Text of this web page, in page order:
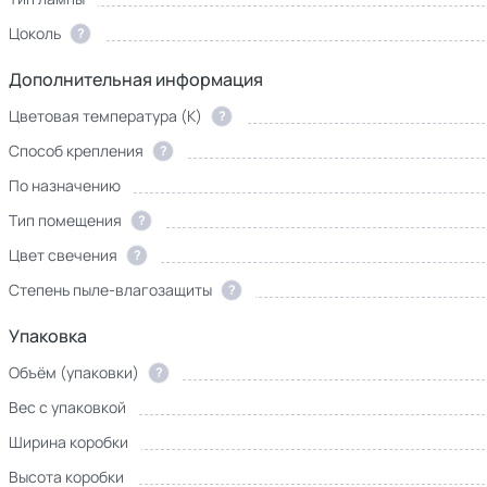
Цоколь
?
Дополнительная информация
Цветовая температура (К) ?
Способ крепления
?
По назначению
Тип помещения
?
Цвет свечения
?
Степень пыле-влагозащиты
?
Упаковка
Объём (упаковки) ?
Вес с упаковкой
Ширина коробки
Высота коробки